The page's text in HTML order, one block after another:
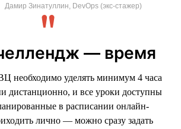
Дамир Зинатуллин, DevOps (экс-стажер)
— время
необходимо уделять минимум 4 часа
дистанционно, и все уроки доступны
в расписании онлайн-
лично — можно сразу задать